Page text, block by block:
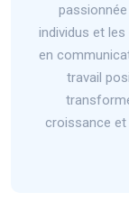
individus et
en
travail
croissance et